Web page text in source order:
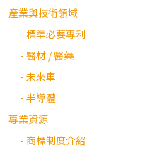
產業與技術領域
- 標準必要專利
- 醫材 / 醫藥
- 未來車
- 半導體
專業資源
- 商標制度介紹